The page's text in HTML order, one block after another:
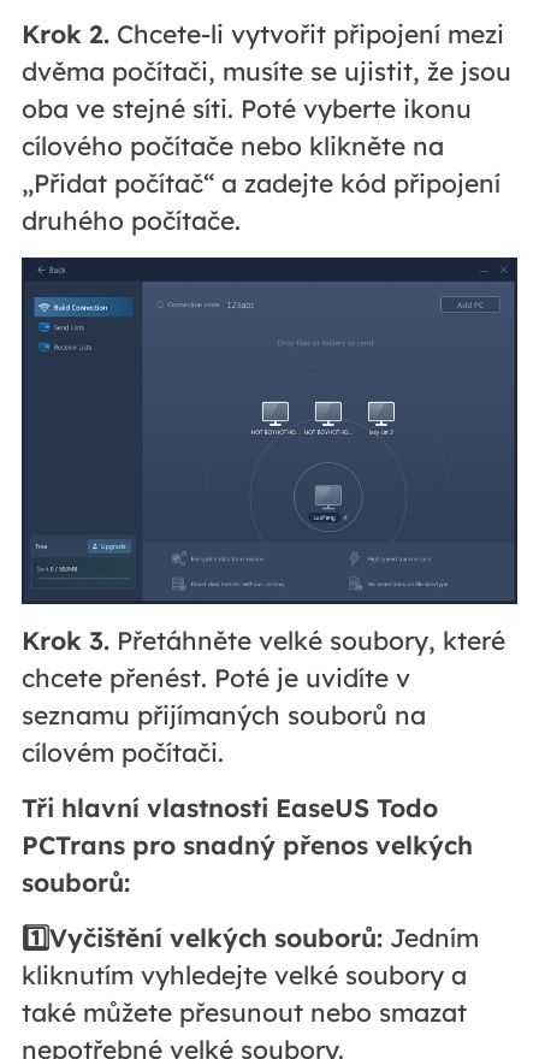
Krok 2.Chcete-li vytvořit připojení mezi
dvěma počítači, musíte se ujistit, že jsou
oba ve stejné síti. Poté vyberte ikonu
cílového počítače nebo klikněte na
„Přidat počítač“ a zadejte kód připojení
druhého počítače.
Krok 3.Přetáhněte velké soubory, které
chcete přenést. Poté je uvidíte v
seznamu přijímaných souborů na
cílovém počítači.
Tři hlavní vlastnosti EaseUS Todo
PCTrans pro snadný přenos velkých
souborů:
1️⃣Vyčištění velkých souborů:Jedním
kliknutím vyhledejte velké soubory a
také můžete přesunout nebo smazat
nepotřebné velké soubory.